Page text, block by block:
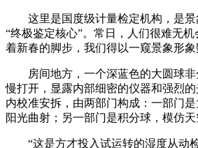
这里是国度级计量检定机构，是景
“终极鉴定核心”。常日，人们很难无
着新春的脚步，我们得以一窥景象形象
房间地方，一个深蓝色的大圆球非
慢打开，显露内部细密的仪器和强烈
内校准安拆，由两部门构成：一部门
阳光曲射；另一部门是积分球，模仿天
“这是方才投入试运转的湿度从动检